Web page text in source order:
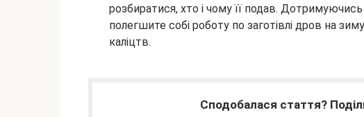
розбиратися, хто і чому її подав.
полегшите собі роботу по заготівлі дров на
каліцтв.
Сподобалася стаття?